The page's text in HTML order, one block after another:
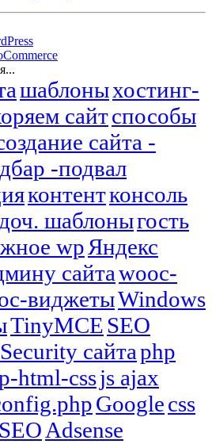
шаблоныхостинг-
сайтспособы
сайта -
-подвал
контентконсоль
доч. шаблоныгость
wp Яндекс
сайтаwooc-
виджетыWindows
TinyMCE SEO
Security сайтаphp
html-cssjs ajax
Googlecss
Adsense